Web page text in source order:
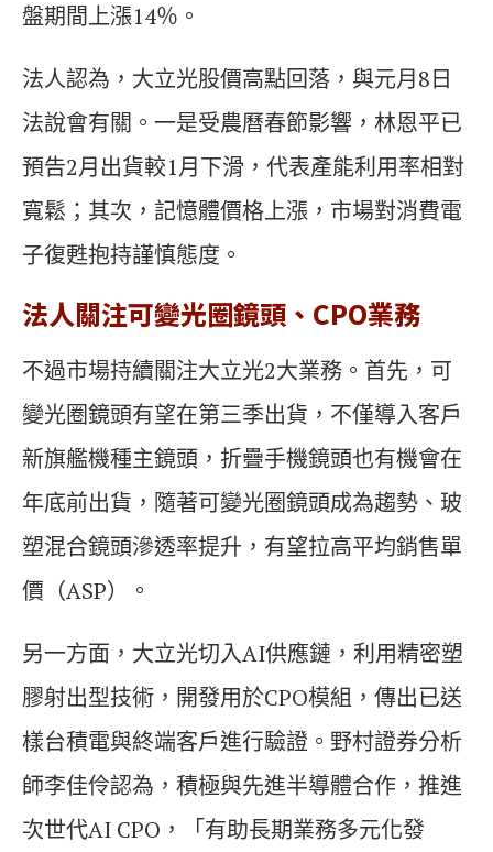
盤期間上漲14％。
法人認為，大立光股價高點回落，與元月8日
法說會有關。一是受農曆春節影響，林恩平已
預告2月出貨較1月下滑，代表產能利用率相對
寬鬆；其次，記憶體價格上漲，市場對消費電
子復甦抱持謹慎態度。
法人關注可變光圈鏡頭、CPO業務
不過市場持續關注大立光2大業務。首先，可
變光圈鏡頭有望在第三季出貨，不僅導入客戶
新旗艦機種主鏡頭，折疊手機鏡頭也有機會在
年底前出貨，隨著可變光圈鏡頭成為趨勢、玻
塑混合鏡頭滲透率提升，有望拉高平均銷售單
價（ASP）。
另一方面，大立光切入AI供應鏈，利用精密塑
膠射出型技術，開發用於CPO模組，傳出已送
樣台積電與終端客戶進行驗證。野村證券分析
師李佳伶認為，積極與先進半導體合作，推進
次世代AI CPO，「有助長期業務多元化發